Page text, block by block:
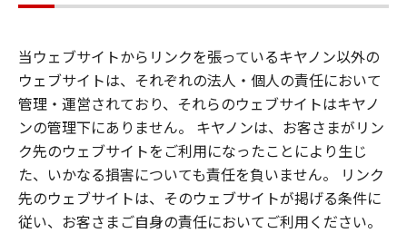
当ウェブサイトからリンクを張っているキヤノン以外の
ウェブサイトは、それぞれの法人・個人の責任において
管理・運営されており、それらのウェブサイトはキヤノ
ンの管理下にありません。 キヤノンは、お客さまがリン
ク先のウェブサイトをご利用になったことにより生じ
た、いかなる損害についても責任を負いません。 リンク
先のウェブサイトは、そのウェブサイトが掲げる条件に
従い、お客さまご自身の責任においてご利用ください。